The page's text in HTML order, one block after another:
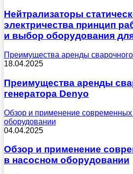
Нейтрализаторы
электричества принцип
и выбор оборудования
Преимущества аренды
18.04.2025
Преимущества аренды
генератора Denyo
Обзор и применение
оборудовании
04.04.2025
Обзор и применение
в насосном оборудовании